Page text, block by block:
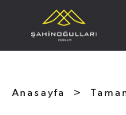
Anasayfa